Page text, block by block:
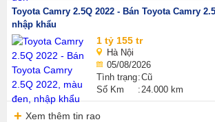
Toyota Camry 2.5Q 2022 - Bán Toyota Camry
nhập khẩu
1 tỷ 155 tr
Hà Nội
05/08/2026
Tình trạng Cũ
Số Km
24.000 km
Xem thêm tin rao